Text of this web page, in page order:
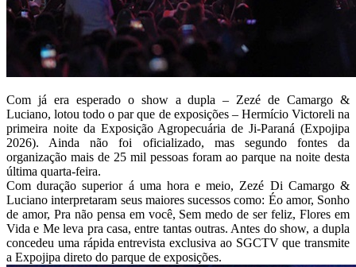
Com já era esperado o show a dupla – Zezé de Camargo &
Luciano, lotou todo o par que de exposições – Hermício Victoreli na
primeira noite da Exposição Agropecuária de Ji-Paraná (Expojipa
2026). Ainda não foi oficializado, mas segundo fontes da
organização mais de 25 mil pessoas foram ao parque na noite desta
última quarta-feira.
Com duração superior á uma hora e meio, Zezé Di Camargo &
Luciano interpretaram seus maiores sucessos como: Éo amor, Sonho
de amor, Pra não pensa em você, Sem medo de ser feliz, Flores em
Vida e Me leva pra casa, entre tantas outras. Antes do show, a dupla
concedeu uma rápida entrevista exclusiva ao SGCTV que transmite
a Expojipa direto do parque de exposições.